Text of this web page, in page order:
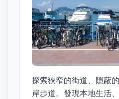
探索狹窄的街道、隱蔽
岸步道。發現本地生活